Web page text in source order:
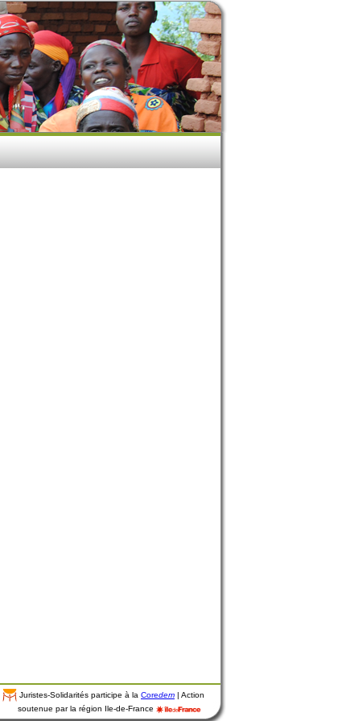
Juristes-Solidarités participe à la Coredem | Action
soutenue par la région Ile-de-France